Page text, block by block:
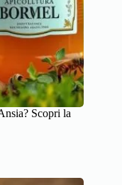
Scopri la